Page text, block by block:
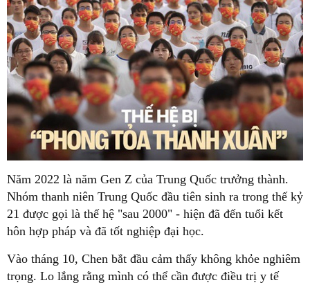
Năm 2022 là năm Gen Z của Trung Quốc trưởng thành.
Nhóm thanh niên Trung Quốc đầu tiên sinh ra trong thế kỷ
21 được gọi là thế hệ "sau 2000" - hiện đã đến tuổi kết
hôn hợp pháp và đã tốt nghiệp đại học.
Vào tháng 10, Chen bắt đầu cảm thấy không khỏe nghiêm
trọng. Lo lắng rằng mình có thể cần được điều trị y tế